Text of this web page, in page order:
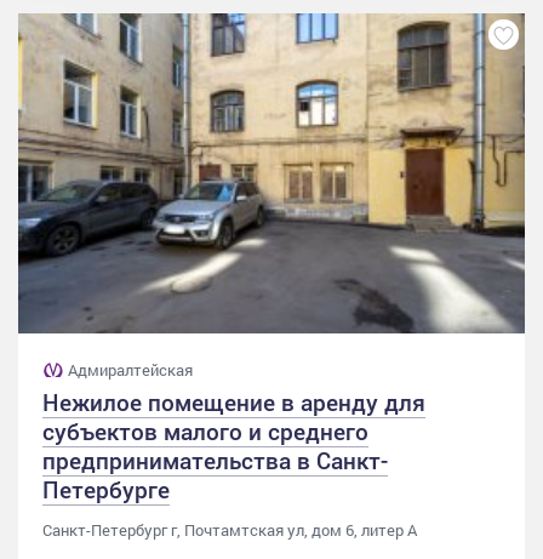
Адмиралтейская
Нежилое помещение в аренду для
субъектов малого и среднего
предпринимательства в Санкт-
Петербурге
Санкт-Петербург г, Почтамтская ул, дом 6, литер А